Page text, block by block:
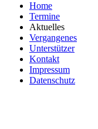
Home
Termine
Aktuelles
Vergangenes
Unterstützer
Kontakt
Impressum
Datenschutz